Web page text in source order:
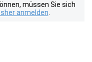
müssen Sie sich
anmelden